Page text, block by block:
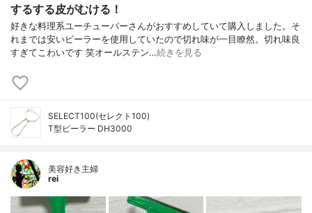
するする皮がむける！
好きな料理系ユーチューバーさんがおすすめしていて購入しました。そ
れまでは安いピーラーを使用していたので切れ味が一目瞭然。切れ味良
すぎてこわいです 笑オールステン…続きを見る
SELECT100(セレクト100)
T型ピーラー DH3000
美容好き主婦
rei